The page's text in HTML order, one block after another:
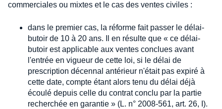
commerciales ou mixtes et le cas des ventes civiles :
dans le premier cas, la réforme fait passer le délai-
butoir de 10 à 20 ans. Il en résulte que « ce délai-
butoir est applicable aux ventes conclues avant
l'entrée en vigueur de cette loi, si le délai de
prescription décennal antérieur n'était pas expiré à
cette date, compte étant alors tenu du délai déjà
écoulé depuis celle du contrat conclu par la partie
recherchée en garantie » (L. n° 2008-561, art. 26, I).